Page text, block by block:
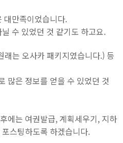
대만족이었습니다.
수 있었던 것 같기도 하고요.
는 오사카 패키지였습니다.) 등
많은 정보를 얻을 수 있었던 것
에는 여권발급, 계획세우기, 지하
스팅하도록 하겠습니다.